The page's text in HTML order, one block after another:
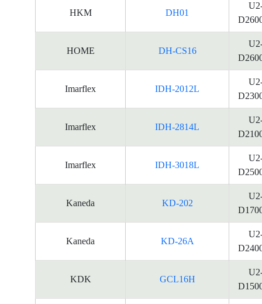
HKM DH01
HOME DH-CS16
Imarflex IDH-2012L
Imarflex IDH-2814L
Imarflex IDH-3018L
Kaneda KD-202
Kaneda KD-26A
KDK GCL16H